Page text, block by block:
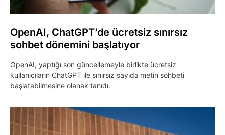
OpenAI, ChatGPT’de ücretsiz sınırsız
sohbet dönemini başlatıyor
OpenAI, yaptığı son güncellemeyle birlikte ücretsiz
kullanıcıların ChatGPT ile sınırsız sayıda metin sohbeti
başlatabilmesine olanak tanıdı.